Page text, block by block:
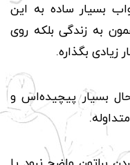
بسیار ساده به این
به زندگی بلکه روی
زیادی بگذاره.
بسیار پیچیده‌اس و